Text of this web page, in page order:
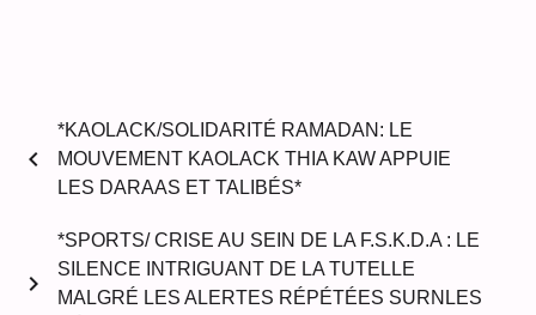
chevron_left
*KAOLACK/SOLIDARITÉ RAMADAN: LE
MOUVEMENT KAOLACK THIA KAW APPUIE
LES DARAAS ET TALIBÉS*
*SPORTS/ CRISE AU SEIN DE LA F.S.K.D.A : LE
SILENCE INTRIGUANT DE LA TUTELLE
MALGRÉ LES ALERTES RÉPÉTÉES SURNLES
chevron_right